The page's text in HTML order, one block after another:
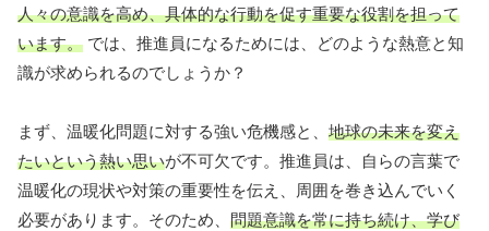
人々の意識を高め、具体的な行動を促す重要な役割を担って
います。 では、推進員になるためには、どのような熱意と知
識が求められるのでしょうか？
まず、温暖化問題に対する強い危機感と、 地球の未来を変え
たいという熱い思いが不可欠です。推進員は、自らの言葉で
温暖化の現状や対策の重要性を伝え、周囲を巻き込んでいく
必要があります。そのため、 問題意識を常に持ち続け、学び